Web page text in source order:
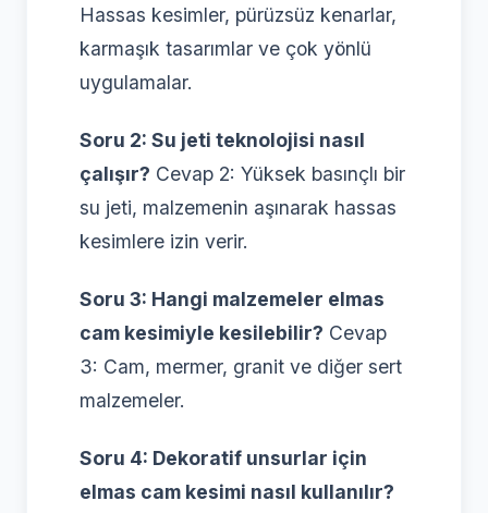
Hassas kesimler, pürüzsüz kenarlar,
karmaşık tasarımlar ve çok yönlü
uygulamalar.
Soru 2: Su jeti teknolojisi nasıl
çalışır? Cevap 2: Yüksek basınçlı bir
su jeti, malzemenin aşınarak hassas
kesimlere izin verir.
Soru 3: Hangi malzemeler elmas
cam kesimiyle kesilebilir? Cevap
3: Cam, mermer, granit ve diğer sert
malzemeler.
Soru 4: Dekoratif unsurlar için
elmas cam kesimi nasıl kullanılır?